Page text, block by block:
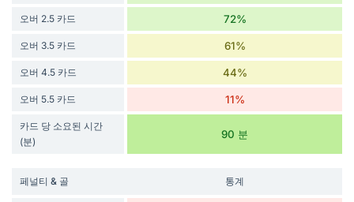
오버 2.5 카드 72%
오버 3.5 카드 61%
오버 4.5 카드 44%
오버 5.5 카드 11%
카드 당 소요된 시간
(분)
90 분
페널티 & 골 통계